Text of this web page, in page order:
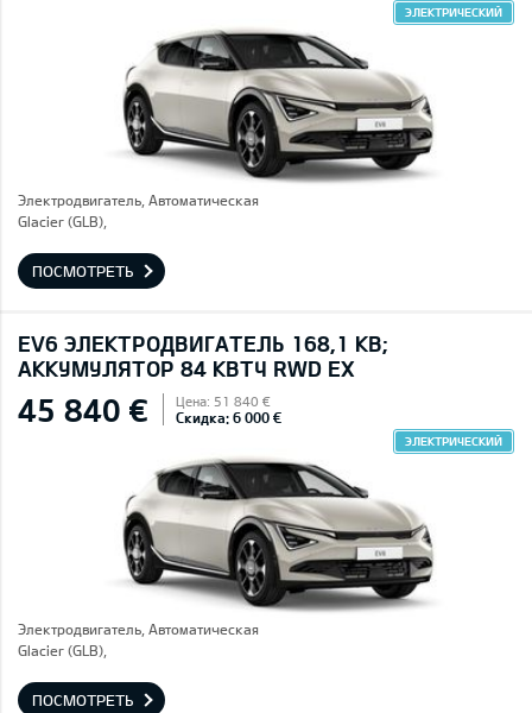
ЭЛЕКТРИЧЕСКИЙ
Электродвигатель, Автоматическая
Glacier (GLB),
ПОСМОТРЕТЬ
EV6 ЭЛЕКТРОДВИГАТЕЛЬ 168,1 КВ;
AККУМУЛЯТОР 84 КВТЧ RWD EX
45 840 € Цена: 51 840 €
Скидка: 6 000 €
ЭЛЕКТРИЧЕСКИЙ
Электродвигатель, Автоматическая
Glacier (GLB),
ПОСМОТРЕТЬ